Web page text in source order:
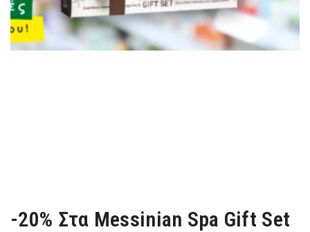
-20% Στα Messinian Spa Gift Set